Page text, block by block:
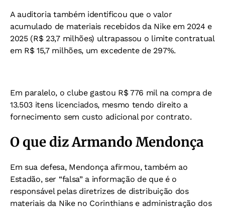
A auditoria também identificou que o valor
acumulado de materiais recebidos da Nike em 2024 e
2025 (R$ 23,7 milhões) ultrapassou o limite contratual
em R$ 15,7 milhões, um excedente de 297%.
Em paralelo, o clube gastou R$ 776 mil na compra de
13.503 itens licenciados, mesmo tendo direito a
fornecimento sem custo adicional por contrato.
O que diz Armando Mendonça
Em sua defesa, Mendonça afirmou, também ao
Estadão, ser “falsa” a informação de que é o
responsável pelas diretrizes de distribuição dos
materiais da Nike no Corinthians e administração dos